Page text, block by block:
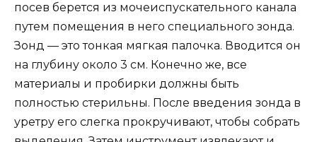
посев берется из мочеиспускательного канала
путем помещения в него специального зонда.
Зонд — это тонкая мягкая палочка. Вводится он
на глубину около 3 см. Конечно же, все
материалы и пробирки должны быть
полностью стерильны. После введения зонда в
уретру его слегка прокручивают, чтобы собрать